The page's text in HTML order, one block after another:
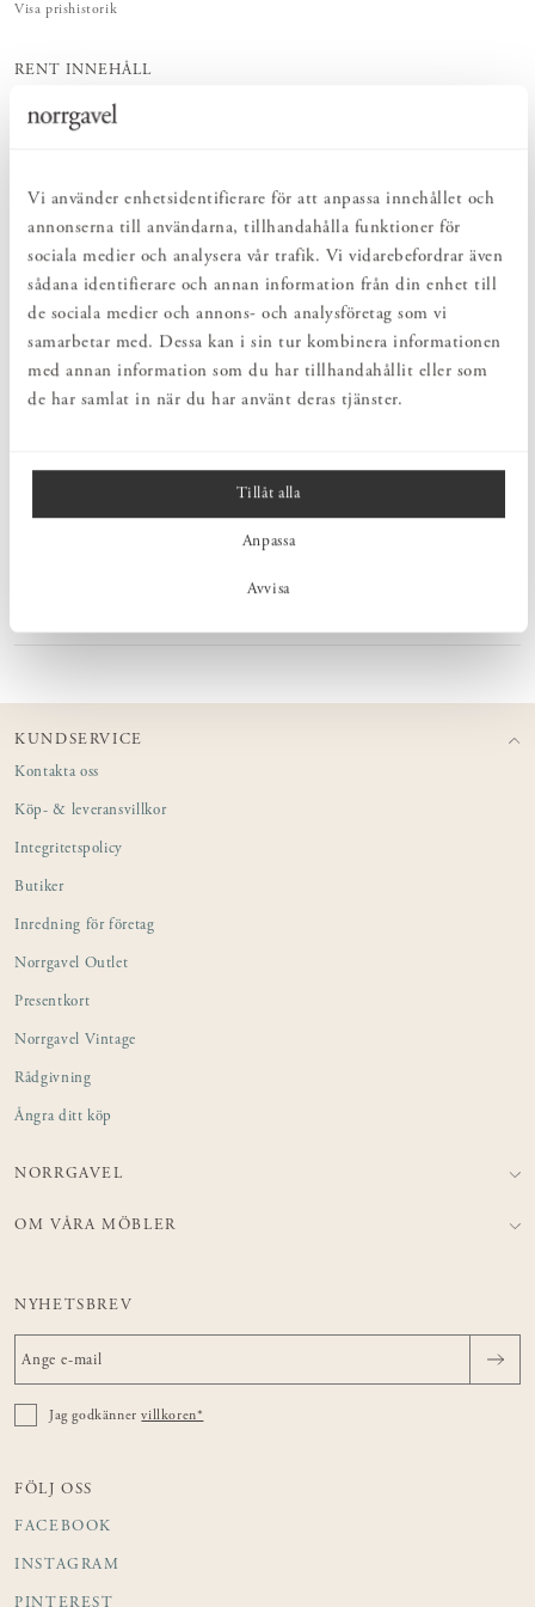
Vi använder enhetsidentifierare för att anpassa innehållet och
annonserna till användarna, tillhandahålla funktioner för
sociala medier och analysera vår trafik. Vi vidarebefordrar även
sådana identifierare och annan information från din enhet till
de sociala medier och annons- och analysföretag som vi
samarbetar med. Dessa kan i sin tur kombinera informationen
med annan information som du har tillhandahållit eller som
de har samlat in när du har använt deras tjänster.
Tillåt alla
Anpassa
Avvisa
Visa prishistorik
RENT INNEHÅLL
för minimal klimatpåverkan.
rent samvete.
hållbar vardag.
PRODUKTBESKRIVNING
Tangentgc handkräm i doften Fir är både återhämtande och
mjukgörande. Den har en naturlig och dryg formula som verkar
i huden och har bevisad effekt: AHA, glycerin, vitamin E.
Säljs enbart online
KUNDSERVICE
Kontakta oss
Köp- & leveransvillkor
Integritetspolicy
Butiker
Inredning för företag
Norrgavel Outlet
Presentkort
Norrgavel Vintage
Rådgivning
Ångra ditt köp
NORRGAVEL
OM VÅRA MÖBLER
NYHETSBREV
Jag godkännervillkoren*
FÖLJ OSS
FACEBOOK
INSTAGRAM